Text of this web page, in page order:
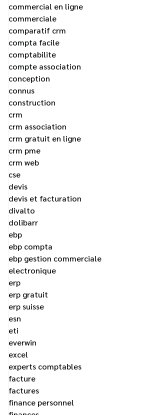
commercial en ligne
commerciale
comparatif crm
compta facile
comptabilite
compte association
conception
connus
construction
crm
crm association
crm gratuit en ligne
crm pme
crm web
cse
devis
devis et facturation
divalto
dolibarr
ebp
ebp compta
ebp gestion commerciale
electronique
erp
erp gratuit
erp suisse
esn
eti
everwin
excel
experts comptables
facture
factures
finance personnel